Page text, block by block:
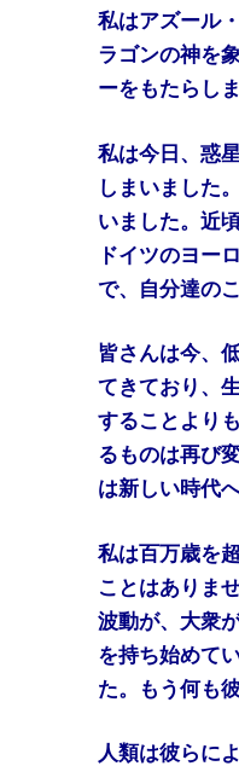
私はアズール
ラゴンの神を
ーをもたらしま
私は今日、惑
しまいました
いました。近
ドイツのヨー
で、自分達の
皆さんは今、
てきており、
することより
るものは再び
は新しい時代
私は百万歳を
ことはありま
波動が、大衆
を持ち始めて
た。もう何も
人類は彼らに